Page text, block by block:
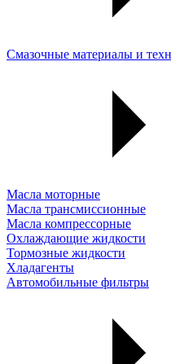
Смазочные материалы и
Масла моторные
Масла трансмиссионные
Масла компрессорные
Охлаждающие жидкости
Тормозные жидкости
Хладагенты
Автомобильные фильтры